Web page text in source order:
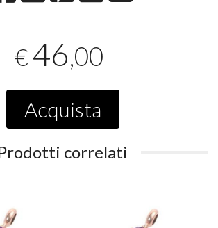
€46,00
Acquista
correlati